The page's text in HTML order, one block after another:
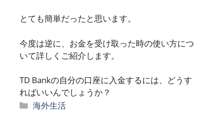
とても簡単だったと思います。
今度は逆に、お金を受け取った時の使い方につ
いて詳しくご紹介します。
TD Bankの自分の口座に入金するには、どうす
ればいいんでしょうか？
カ
海外生活